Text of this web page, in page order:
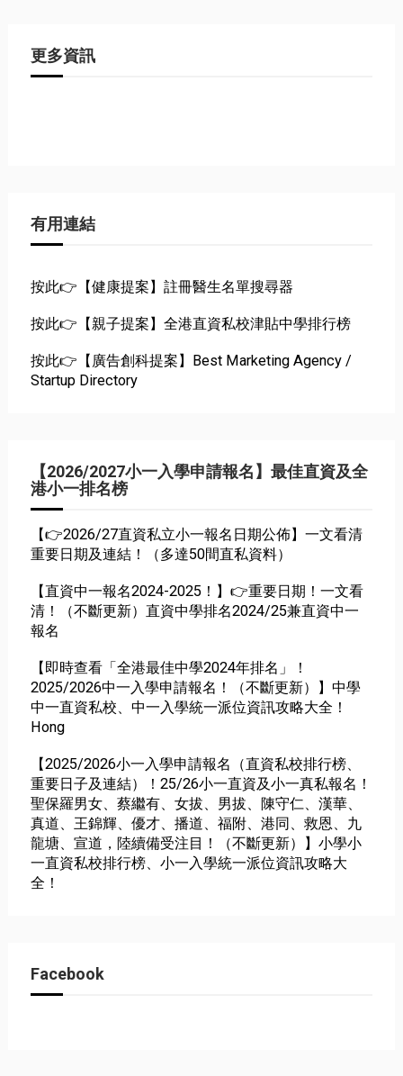
更多資訊
有用連結
按此👉【健康提案】註冊醫生名單搜尋器
按此👉【親子提案】全港直資私校津貼中學排行榜
按此👉【廣告創科提案】Best Marketing Agency /
Startup Directory
【2026/2027小一入學申請報名】最佳直資及全
港小一排名榜
【👉2026/27直資私立小一報名日期公佈】一文看清
重要日期及連結！（多達50間直私資料）
【直資中一報名2024-2025！】👉重要日期！一文看
清！（不斷更新）直資中學排名2024/25兼直資中一
報名
【即時查看「全港最佳中學2024年排名」！
2025/2026中一入學申請報名！（不斷更新）】中學
中一直資私校、中一入學統一派位資訊攻略大全！
Hong
【2025/2026小一入學申請報名（直資私校排行榜、
重要日子及連結）！25/26小一直資及小一真私報名！
聖保羅男女、蔡繼有、女拔、男拔、陳守仁、漢華、
真道、王錦輝、優才、播道、福附、港同、救恩、九
龍塘、宣道，陸續備受注目！（不斷更新）】小學小
一直資私校排行榜、小一入學統一派位資訊攻略大
全！
Facebook